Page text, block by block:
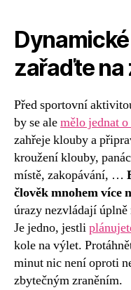
zařaďte
Před sportovní
by se alemělo jednat o
zahřeje klouby a
kroužení klouby,
místě, zakopávání, …
člověk mnohem více
úrazy nezvládají
Je jedno, jestli
kole na výlet.
minut nic není oproti
zbytečným zraněním.